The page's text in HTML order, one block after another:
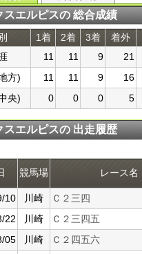
スエルピスの 総合成績
1着 2着 3着 着外
11 11 9 21
方)
11 11 9 16
央)
0 0 0 5
スエルピスの 出走履歴
競馬場 レース名
10 川崎 Ｃ２三四
22
川崎 Ｃ２三四五
05
川崎 Ｃ２四五六